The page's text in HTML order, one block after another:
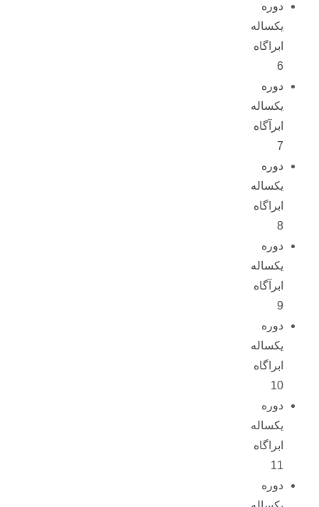
دوره
یکساله
ابراگاه
6
دوره
یکساله
ابرآگاه
7
دوره
یکساله
ابراگاه
8
دوره
یکساله
ابرآگاه
9
دوره
یکساله
ابراگاه
10
دوره
یکساله
ابراگاه
11
دوره